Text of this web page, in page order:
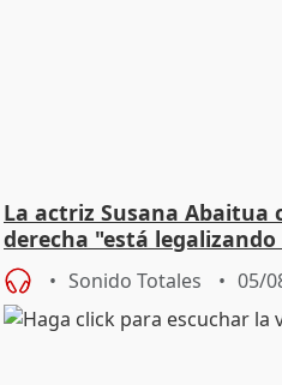
La actriz Susana Abaitua
derecha "está
Sonido Totales 05/